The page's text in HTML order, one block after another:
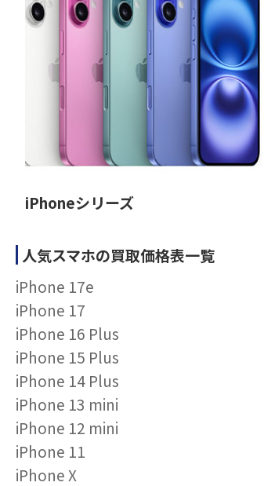
iPhoneシリーズ
人気スマホの買取価格表一覧
iPhone 17e
iPhone 17
iPhone 16 Plus
iPhone 15 Plus
iPhone 14 Plus
iPhone 13 mini
iPhone 12 mini
iPhone 11
iPhone X